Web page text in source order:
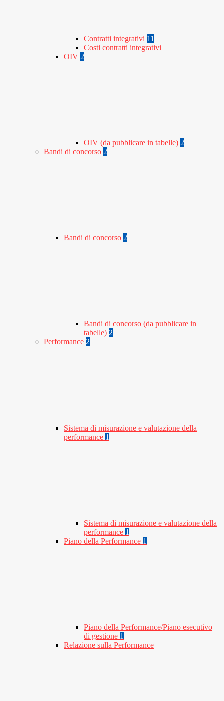
Contratti integrativi 11
Costi contratti integrativi
OIV 2
OIV (da pubblicare in tabelle) 2
Bandi di concorso 2
Bandi di concorso 2
Bandi di concorso (da pubblicare in
tabelle) 2
Performance 2
Sistema di misurazione e valutazione della
performance 1
Sistema di misurazione e valutazione della
performance 1
Piano della Performance 1
Piano della Performance/Piano esecutivo
di gestione 1
Relazione sulla Performance